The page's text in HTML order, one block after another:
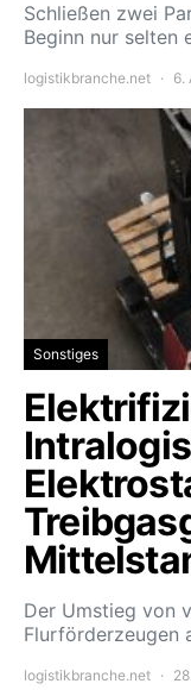
Schließen zwei
Beginn nur selten
logistikbranche.net 6.
Sonstiges
Der Umstieg von
Flurförderzeugen
logistikbranche.net